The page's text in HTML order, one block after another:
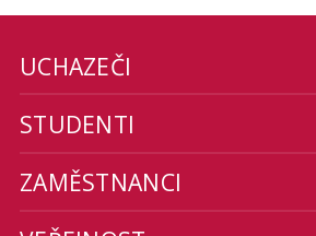
UCHAZEČI
STUDENTI
ZAMĚSTNANCI